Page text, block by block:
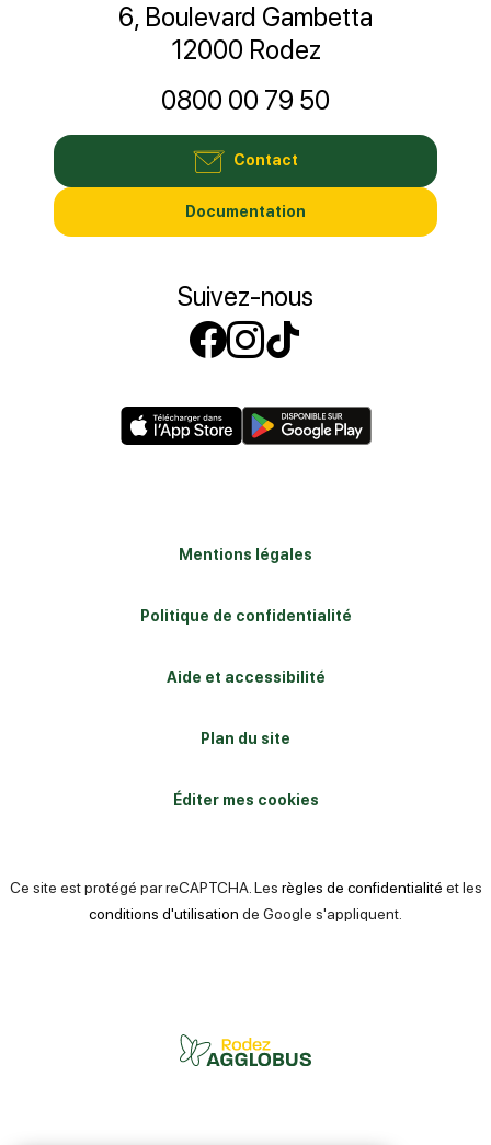
6, Boulevard Gambetta
12000 Rodez
0800 00 79 50
Contact
Documentation
Suivez-nous
Suivez-nous sur
Suivez-nous
Mentions légales
Politique de confidentialité
Aide et accessibilité
Plan du site
Éditer mes cookies
Ce site est protégé par reCAPTCHA. Les règles de confidentialité et les
conditions d'utilisation de Google s'appliquent.